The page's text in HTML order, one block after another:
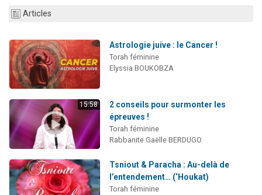
Il reste 49 places pour étudier en groupe sur Zoom
12 nouvelles musiques dans Torah-Box Music
Articles
Astrologie juive : le Cancer !
Torah féminine
Elyssia BOUKOBZA
15:58
2 conseils pour surmonter les
épreuves !
Torah féminine
Rabbanite Gaëlle BERDUGO
Tsniout & Paracha : Au-delà de
l’entendement… (‘Houkat)
Torah féminine